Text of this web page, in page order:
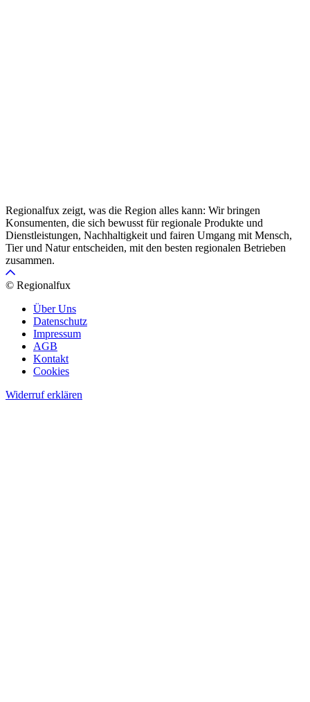
Regionalfux zeigt, was die Region alles kann: Wir bringen
Konsumenten, die sich bewusst für regionale Produkte und
Dienstleistungen, Nachhaltigkeit und fairen Umgang mit Mensch,
Tier und Natur entscheiden, mit den besten regionalen Betrieben
zusammen.
© Regionalfux
Über Uns
Datenschutz
Impressum
AGB
Kontakt
Cookies
Widerruf erklären